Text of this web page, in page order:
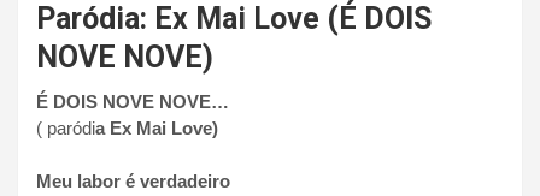
Paródia: Ex Mai Love (É DOIS
NOVE NOVE)
É DOIS NOVE NOVE…
( paródia Ex Mai Love)
Meu labor é verdadeiro